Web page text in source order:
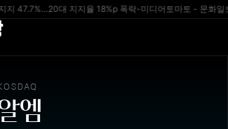
대 지지율 18%p 폭락-미디어토마토 - 문화일보
엠